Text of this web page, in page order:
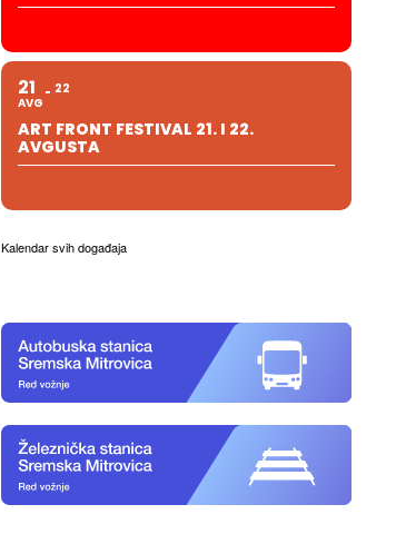
21
AVG
22
ART FRONT FESTIVAL 21. I 22.
AVGUSTA
Kalendar svih događaja